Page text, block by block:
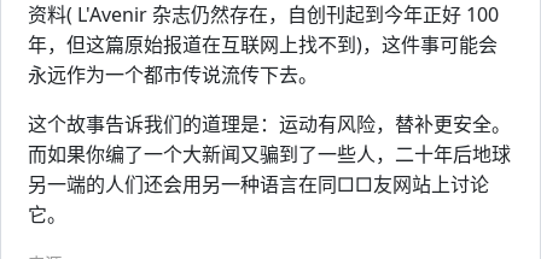
资料( L'Avenir 杂志仍然存在，自创刊起到今年正好 100
年，但这篇原始报道在互联网上找不到)，这件事可能会
永远作为一个都市传说流传下去。
这个故事告诉我们的道理是：运动有风险，替补更安全。
而如果你编了一个大新闻又骗到了一些人，二十年后地球
另一端的人们还会用另一种语言在同□□友网站上讨论
它。